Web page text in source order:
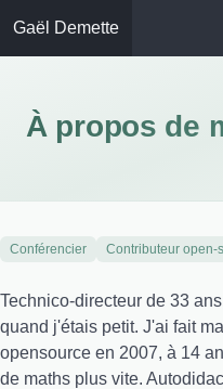
Gaël Demette
À propos de
Conférencier Contributeur open-
Technico-directeur de 33
quand j'étais petit. J'ai fait
opensource en 2007, à 14
de maths plus vite.